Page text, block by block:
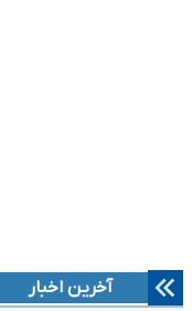
آخرین اخبار